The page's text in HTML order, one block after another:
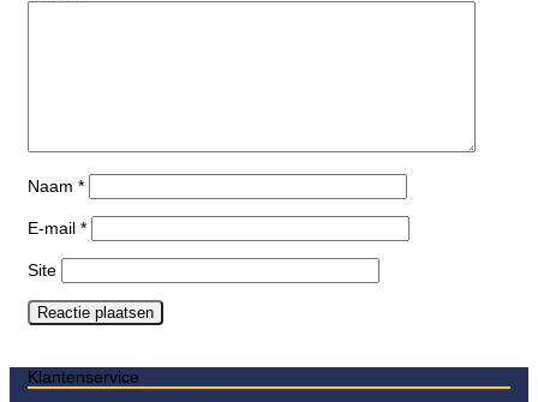
Naam *
E-mail *
Site
Klantenservice